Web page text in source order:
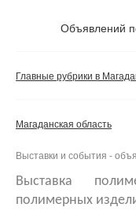
Не важно
Частные
Объявлений
Главные рубрики в
Магаданская область
Выставки и события -
Выставка
полимерных